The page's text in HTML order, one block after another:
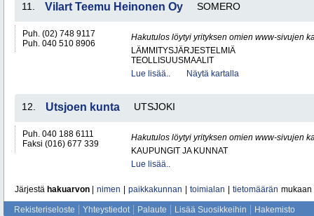
11. Vilart Teemu Heinonen Oy SOMERO
Puh. (02) 748 9117
Puh. 040 510 8906
Hakutulos löytyi yrityksen omien www-sivujen
LÄMMITYSJÄRJESTELMIÄ
TEOLLISUUSMAALIT
Lue lisää..
Näytä kartalla
12. Utsjoen kunta UTSJOKI
Puh. 040 188 6111
Faksi (016) 677 339
Hakutulos löytyi yrityksen omien www-sivujen
KAUPUNGIT JA KUNNAT
Lue lisää..
Järjestä hakuarvon nimen paikkakunnan toimialan tietomäärän mukaan
Rekisteriseloste Yhteystiedot Palaute Lisää Suosikkeihin Hakemisto